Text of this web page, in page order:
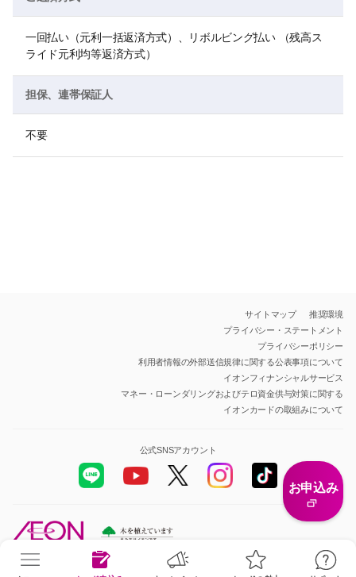
一回払い（元利一括返済方式）、リボルビング払い （残高ス
ライド元利均等返済方式）
担保、連帯保証人
不要
お申込み
サイトマップ
推奨環境
プライバシー・ステートメント
プライバシーポリシー
利用者情報の外部送信規律に関する公表事項について
イオンフィナンシャルサービス
マネー・ローンダリングおよびテロ資金供与対策に関する
イオンカードの取組みについて
All Rights Reserved.Copyright© AEON Financial Service Co.,Ltd.
公式SNSアカウント